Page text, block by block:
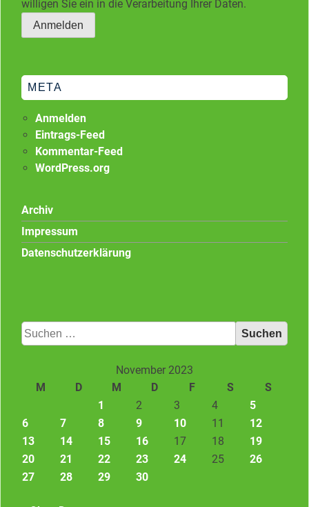
willigen Sie ein in die Verarbeitung Ihrer Daten.
META
Anmelden
Eintrags-Feed
Kommentar-Feed
WordPress.org
Archiv
Impressum
Datenschutzerklärung
Suchen
nach:
November 2023
M
D M D F S
S
1
2 3 4
5
6
7 8 9 10 11
12
13
14 15 16 17 18
19
20
21 22 23 24 25
26
27
28 29 30